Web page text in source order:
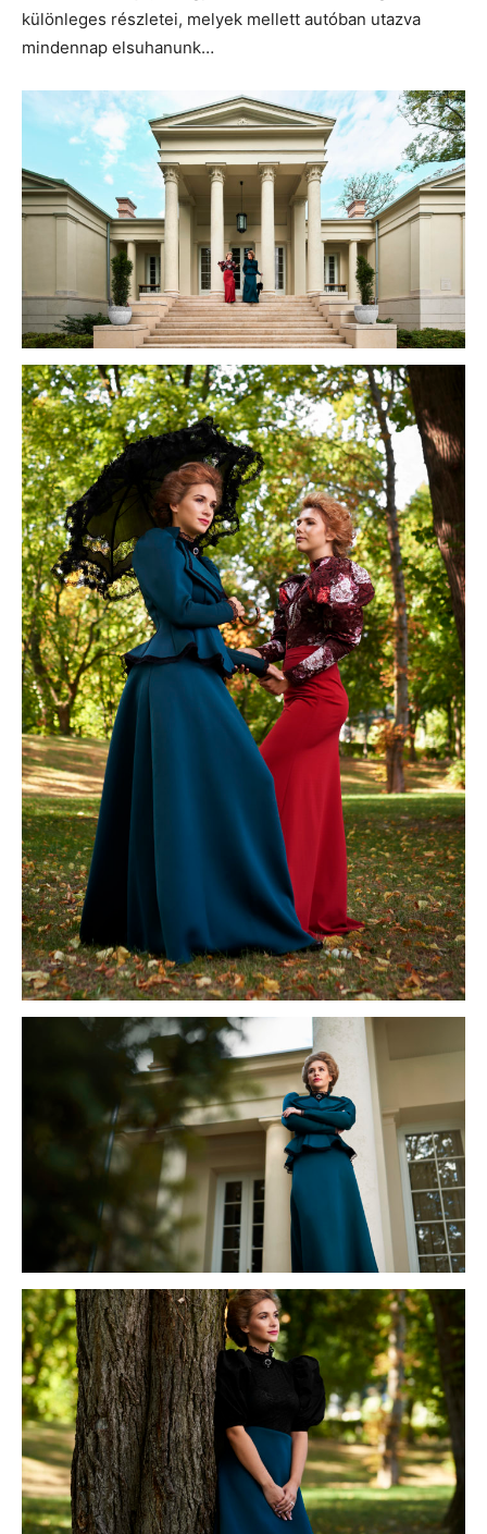
különleges részletei, melyek mellett autóban utazva
mindennap elsuhanunk…